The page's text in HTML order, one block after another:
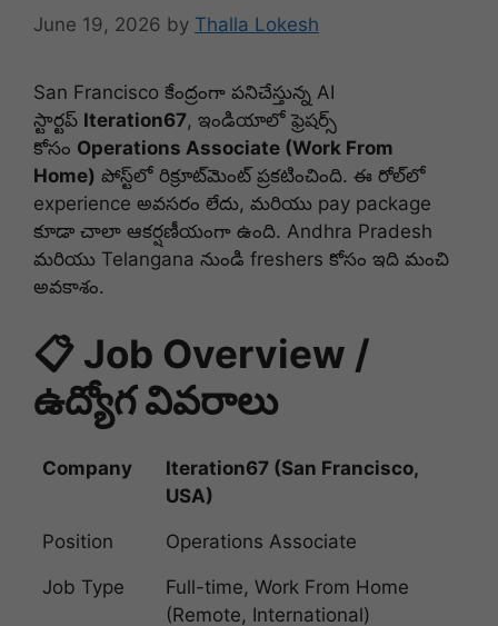
June 19, 2026 by Thalla Lokesh
San Francisco కేంద్రంగా పనిచేస్తున్న AI
స్టార్టప్ Iteration67, ఇండియాలో ఫ్రెషర్స్
కోసం Operations Associate (Work From
Home) పోస్ట్‌లో రిక్రూట్‌మెంట్ ప్రకటించింది. ఈ రోల్‌లో
experience అవసరం లేదు, మరియు pay package
కూడా చాలా ఆకర్షణీయంగా ఉంది. Andhra Pradesh
మరియు Telangana నుండి freshers కోసం ఇది మంచి
అవకాశం.
📋 Job Overview /
ఉద్యోగ వివరాలు
Company
Iteration67 (San Francisco,
USA)
Position Operations Associate
Job Type
Full-time, Work From Home
(Remote, International)